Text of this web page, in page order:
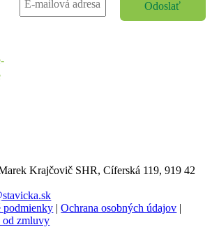
Krajčovič SHR, Cíferská 119, 919 42
podmienky |Ochrana osobných údajov |
od zmluvy